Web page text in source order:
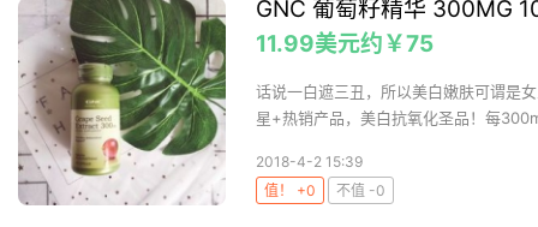
GNC 葡萄籽精华 300MG
11.99美元约￥75
话说一白遮三丑，所以美白嫩肤可谓是
星+热销产品，美白抗氧化圣品！每
2018-4-2 15:39
值！ +0
不值 -0